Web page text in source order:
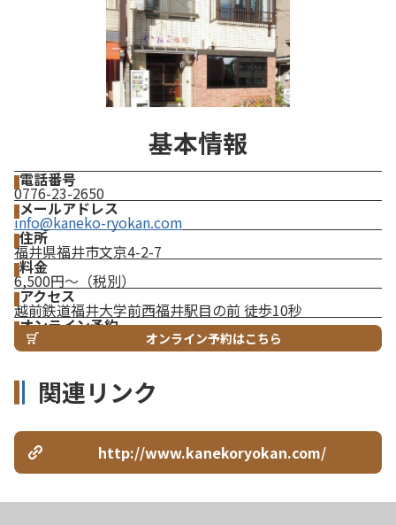
基本情報
電話番号
0776-23-2650
メールアドレス
info@kaneko-ryokan.com
住所
福井県福井市文京4-2-7
料金
6,500円～（税別）
アクセス
越前鉄道福井大学前西福井駅目の前 徒歩10秒
オンライン予約
オンライン予約はこちら
関連リンク
http://www.kanekoryokan.com/